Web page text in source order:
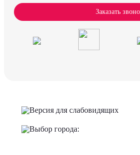
Заказать
Версия для слабовидящих
Выбор города: